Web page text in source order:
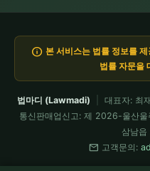
info 본 서비스는 법률 정보를
법률 자문을
법마디 (Lawmadi) 대표자: 최
통신판매업신고: 제 2026-울산
삼남읍
mail 고객문의: